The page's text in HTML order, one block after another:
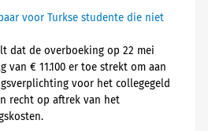
voor Turkse studente die niet
dat de overboeking op 22 mei
van € 11.100 er toe strekt om aan
voor het collegegeld
recht op aftrek van het